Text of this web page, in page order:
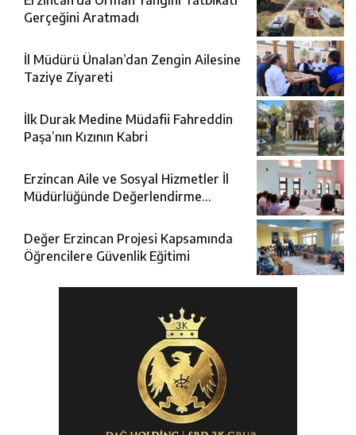
Gerçeğini Aratmadı
İl Müdürü Ünalan’dan Zengin Ailesine
Taziye Ziyareti
İlk Durak Medine Müdafii Fahreddin
Paşa’nın Kızının Kabri
Erzincan Aile ve Sosyal Hizmetler İl
Müdürlüğünde Değerlendirme
Değer Erzincan Projesi Kapsamında
Öğrencilere Güvenlik Eğitimi